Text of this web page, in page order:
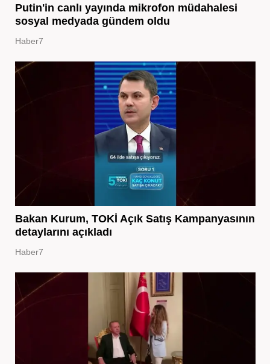
Putin'in canlı yayında mikrofon müdahalesi
sosyal medyada gündem oldu
Haber7
Bakan Kurum, TOKİ Açık Satış Kampanyasının
detaylarını açıkladı
Haber7